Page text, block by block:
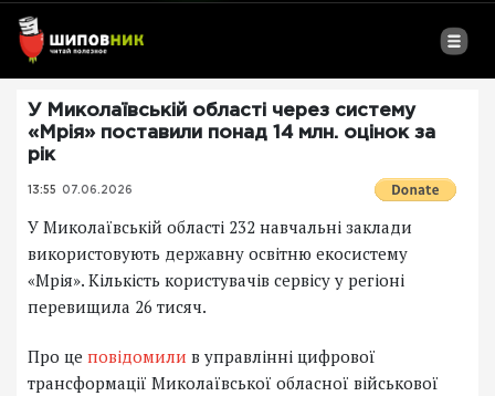
У Миколаївській області через систему
«Мрія» поставили понад 14 млн. оцінок за
рік
13:55 07.06.2026
У Миколаївській області 232 навчальні заклади
використовують державну освітню екосистему
«Мрія». Кількість користувачів сервісу у регіоні
перевищила 26 тисяч.
Про це повідомили в управлінні цифрової
трансформації Миколаївської обласної військової